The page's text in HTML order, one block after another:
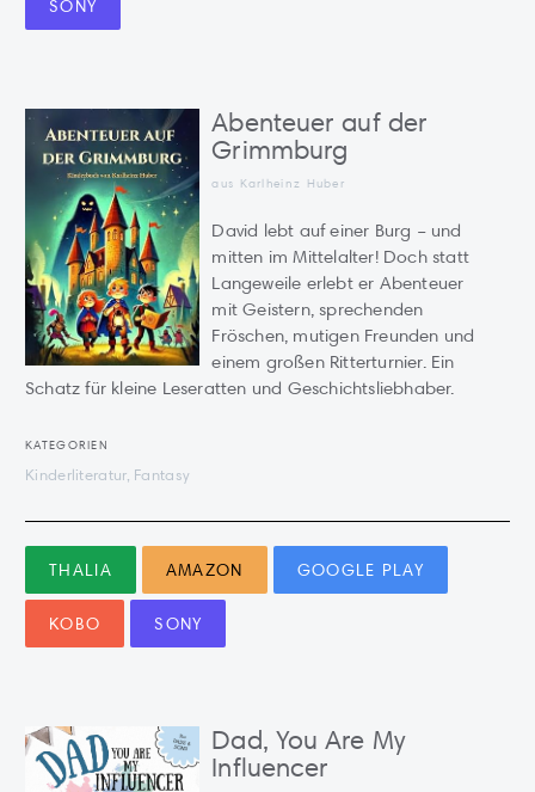
SONY
Abenteuer auf der
Grimmburg
aus Karlheinz Huber
David lebt auf einer Burg – und
mitten im Mittelalter! Doch statt
Langeweile erlebt er Abenteuer
mit Geistern, sprechenden
Fröschen, mutigen Freunden und
einem großen Ritterturnier. Ein
Schatz für kleine Leseratten und Geschichtsliebhaber.
KATEGORIEN
Kinderliteratur, Fantasy
THALIA AMAZON GOOGLE PLAY
KOBO SONY
Dad, You Are My
Influencer